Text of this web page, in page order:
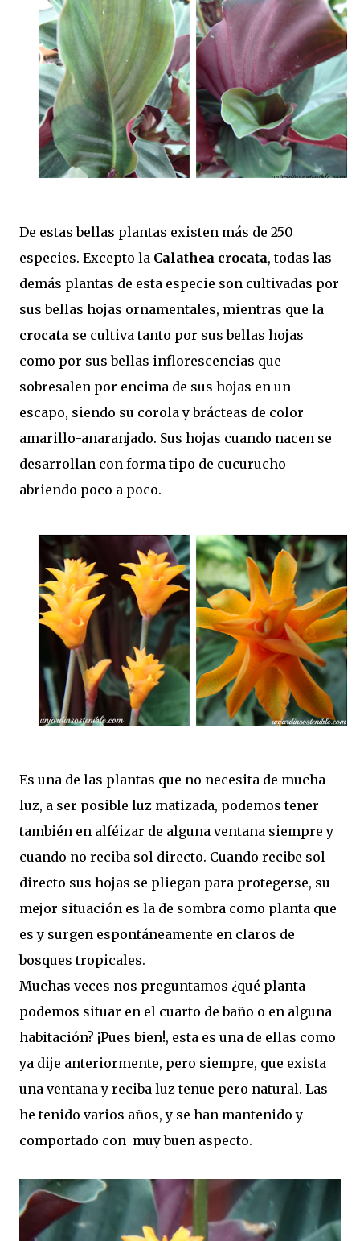
De estas bellas plantas existen más de 250
especies. Excepto la Calathea crocata, todas las
demás plantas de esta especie son cultivadas por
sus bellas hojas ornamentales, mientras que la
crocata se cultiva tanto por sus bellas hojas
como por sus bellas inflorescencias que
sobresalen por encima de sus hojas en un
escapo, siendo su corola y brácteas de color
amarillo-anaranjado. Sus hojas cuando nacen se
desarrollan con forma tipo de cucurucho
abriendo poco a poco.
Es una de las plantas que no necesita de mucha
luz, a ser posible luz matizada, podemos tener
también en alféizar de alguna ventana siempre y
cuando no reciba sol directo. Cuando recibe sol
directo sus hojas se pliegan para protegerse, su
mejor situación es la de sombra como planta que
es y surgen espontáneamente en claros de
bosques tropicales.
Muchas veces nos preguntamos ¿qué planta
podemos situar en el cuarto de baño o en alguna
habitación? ¡Pues bien!, esta es una de ellas como
ya dije anteriormente, pero siempre, que exista
una ventana y reciba luz tenue pero natural. Las
he tenido varios años, y se han mantenido y
comportado con muy buen aspecto.